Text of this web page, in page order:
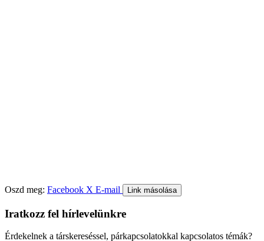
Oszd meg: Facebook X E-mail Link másolása
Iratkozz fel hírlevelünkre
Érdekelnek a társkereséssel, párkapcsolatokkal kapcsolatos témák?